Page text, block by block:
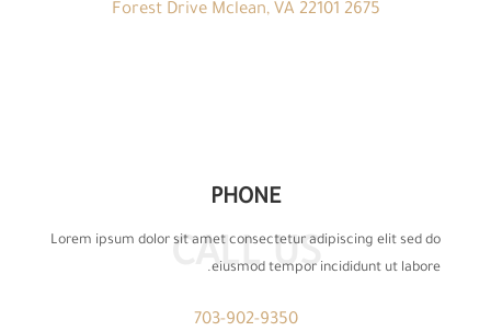
2675 Forest Drive Mclean, VA 22101
CALL US
PHONE
Lorem ipsum dolor sit amet consectetur adipiscing elit sed do
eiusmod tempor incididunt ut labore.
703-902-9350